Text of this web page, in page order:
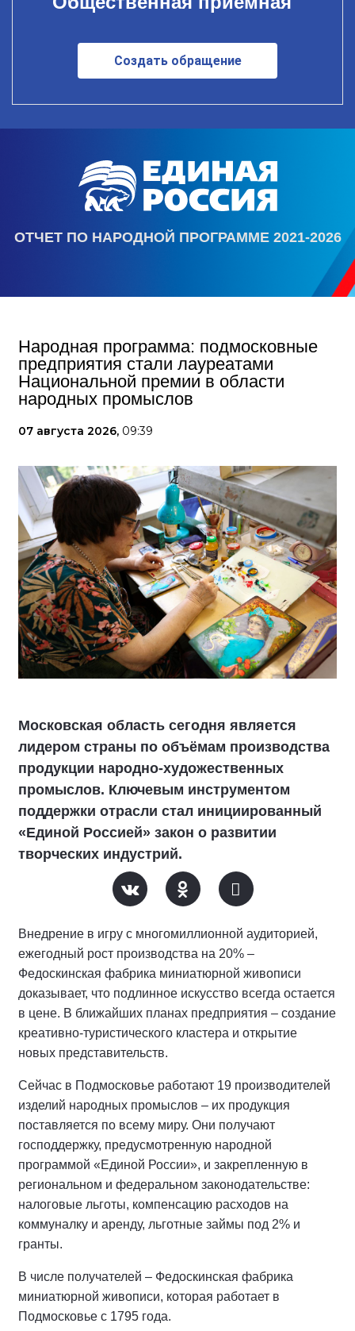
Создать обращение
ОТЧЕТ ПО НАРОДНОЙ ПРОГРАММЕ 2021-2026
Народная программа: подмосковные
предприятия стали лауреатами
Национальной премии в области
народных промыслов
07 августа 2026, 09:39
Московская область сегодня является
лидером страны по объёмам производства
продукции народно-художественных
промыслов. Ключевым инструментом
поддержки отрасли стал инициированный
«Единой Россией» закон о развитии
творческих индустрий.
Внедрение в игру с многомиллионной аудиторией,
ежегодный рост производства на 20% –
Федоскинская фабрика миниатюрной живописи
доказывает, что подлинное искусство всегда остается
в цене. В ближайших планах предприятия – создание
креативно-туристического кластера и открытие
новых представительств.
Сейчас в Подмосковье работают 19 производителей
изделий народных промыслов – их продукция
поставляется по всему миру. Они получают
господдержку, предусмотренную народной
программой «Единой России», и закрепленную в
региональном и федеральном законодательстве:
налоговые льготы, компенсацию расходов на
коммуналку и аренду, льготные займы под 2% и
гранты.
В числе получателей – Федоскинская фабрика
миниатюрной живописи, которая работает в
Подмосковье с 1795 года.